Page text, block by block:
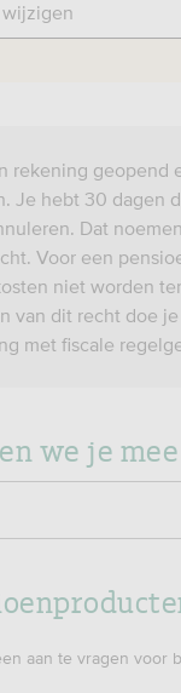
rekening geopend
Je hebt 30 dagen
Dat
Voor een
niet worden
van dit recht doe je
met fiscale
we je
aan te vragen voor